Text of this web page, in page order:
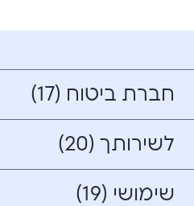
חברת ביטוח (17)
לשירותך (20)
שימושי (19)